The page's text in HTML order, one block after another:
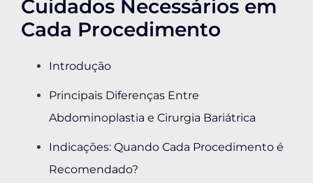
Cuidados Necessários em
Cada Procedimento
Introdução
Principais Diferenças Entre
Abdominoplastia e Cirurgia Bariátrica
Indicações: Quando Cada Procedimento é
Recomendado?